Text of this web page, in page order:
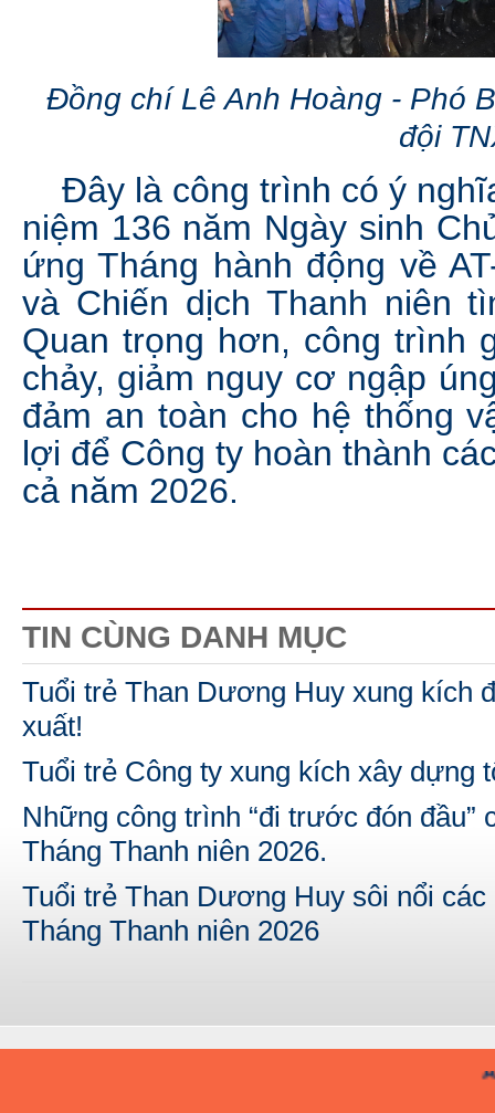
Đồng chí Lê Anh Hoàng - Phó
đội
Đây là công trình có ý
niệm 136 năm Ngày sinh
ứng Tháng hành động về
và Chiến dịch Thanh niên
Quan trọng hơn, công trình
chảy, giảm nguy cơ ngập
đảm an toàn cho hệ thống
lợi để Công ty hoàn thành
cả năm 2026.
TIN CÙNG DANH MỤC
Tuổi trẻ Than Dương Huy xung kích
xuất!
Tuổi trẻ Công ty xung kích xây dựng
Những công trình “đi trước đón
Tháng Thanh niên 2026.
Tuổi trẻ Than Dương Huy sôi nổi
Tháng Thanh niên 2026